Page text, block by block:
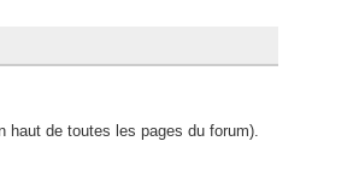
haut de toutes les pages du forum).